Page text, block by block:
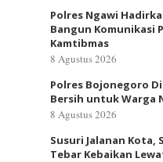
Polres Ngawi
Bangun Komunikasi
Kamtibmas
8 Agustus 2026
Polres Bojonegoro
Bersih untuk Warga
8 Agustus 2026
Susuri Jalanan Kota,
Tebar Kebaikan